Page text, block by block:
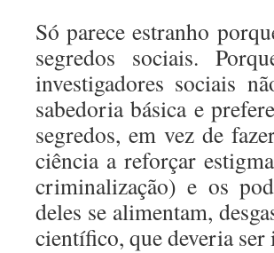
Só parece estranho
segredos sociais.
investigadores sociais
sabedoria básica e
segredos, em vez de
ciência a reforçar
criminalização) e os
deles se alimentam,
científico, que deveria ser